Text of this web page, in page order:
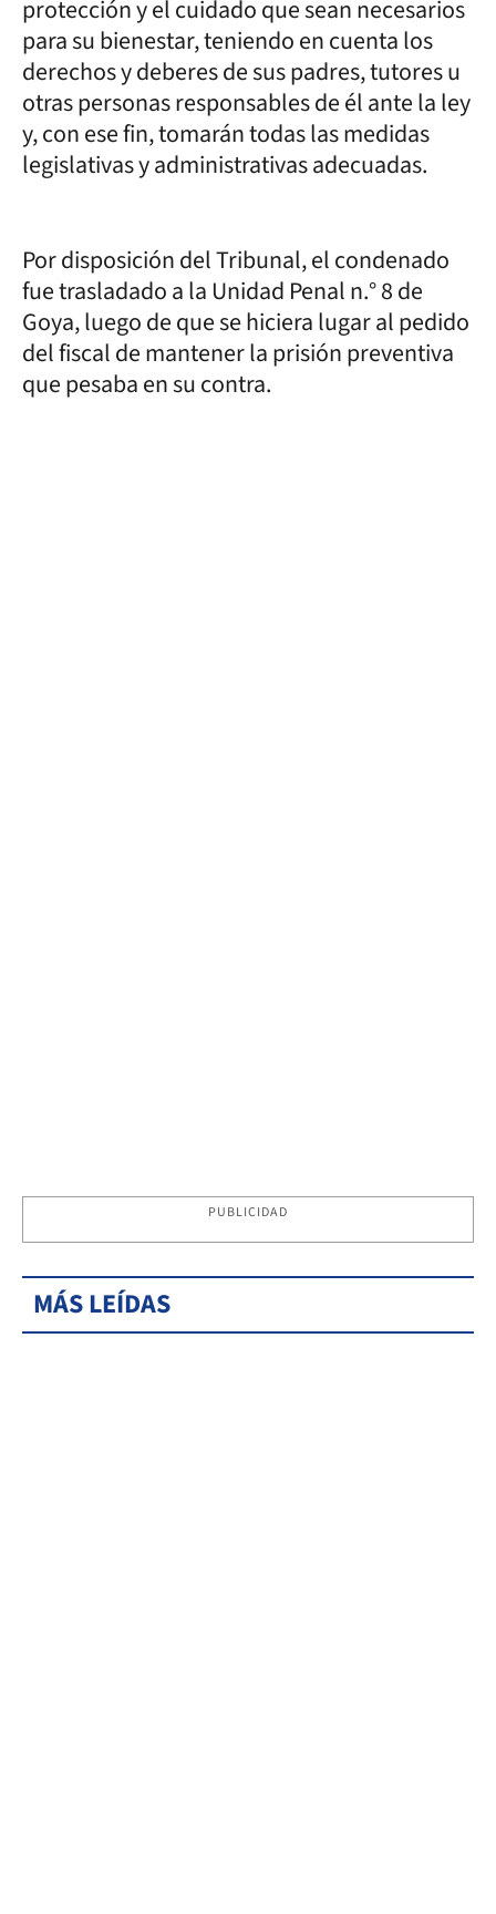
protección y el cuidado que sean necesarios
para su bienestar, teniendo en cuenta los
derechos y deberes de sus padres, tutores u
otras personas responsables de él ante la ley
y, con ese fin, tomarán todas las medidas
legislativas y administrativas adecuadas.
Por disposición del Tribunal, el condenado
fue trasladado a la Unidad Penal n.° 8 de
Goya, luego de que se hiciera lugar al pedido
del fiscal de mantener la prisión preventiva
que pesaba en su contra.
PUBLICIDAD
MÁS LEÍDAS